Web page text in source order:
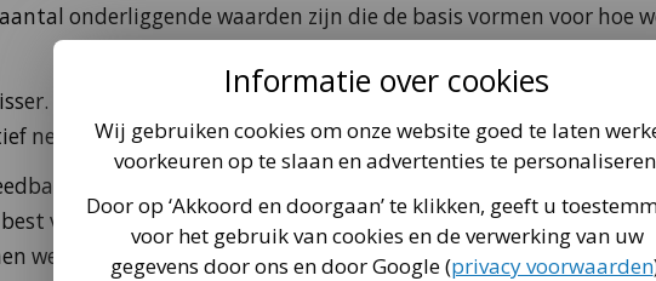
onderliggende waarden zijn die de basis vormen voor hoe
Dat maakt werk leuk. En het brengt verantwoordelijkheid
neem, knopen doorhak en mijn werk plan.
van anderen. Open voor nieuwe manieren van werken. En
vaak ongelijk heeft. De werkelijkheid blijkt steeds opnieuw
we een nieuwsgierige houding aan tegenover dingen die
Informatie over cookies
Wij gebruiken cookies om onze website goed te laten
voorkeuren op te slaan en advertenties te
Door op ‘Akkoord en doorgaan’ te klikken, geeft u
voor het gebruik van cookies en de verwerking van uw
gegevens door ons en door Google (privacy voorwaarden